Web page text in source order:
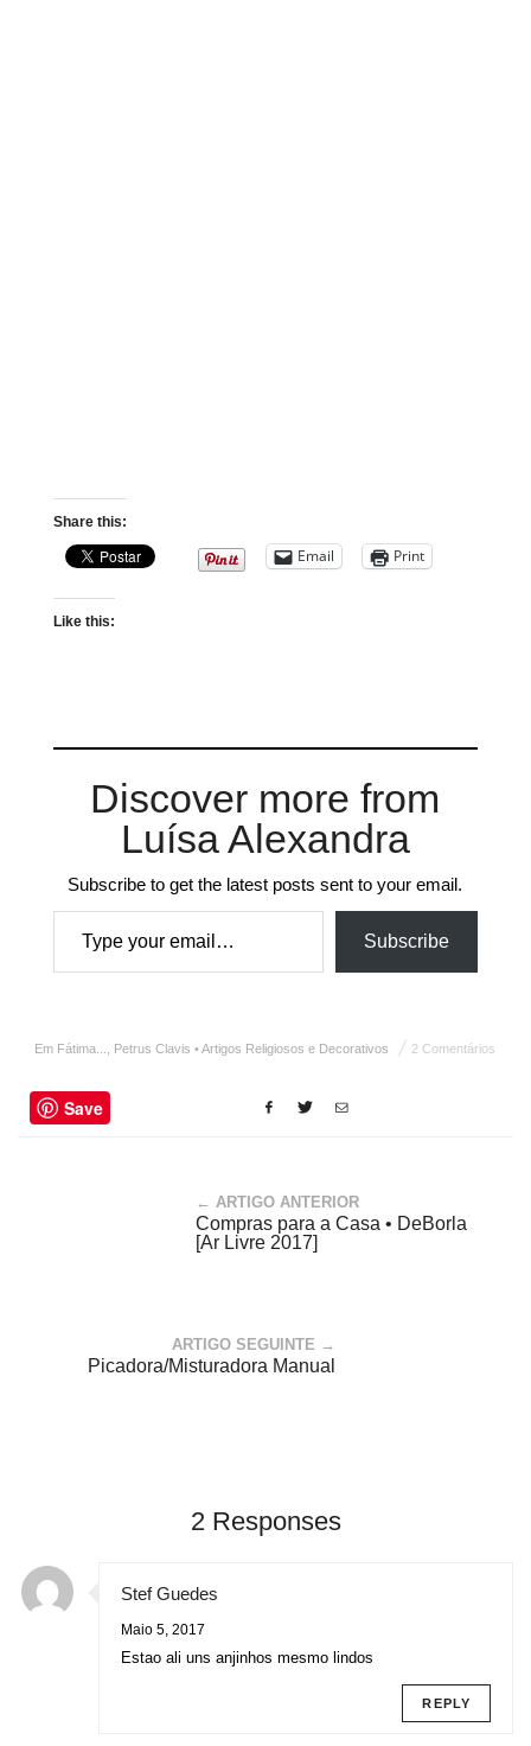
Share this:
Email Print
Like this:
Discover more from
Luísa Alexandra
Subscribe to get the latest posts sent to your email.
Type your email…
Subscribe
Em Fátima... Petrus Clavis • Artigos Religiosos e Decorativos 2 Comentários
Save
← ARTIGO ANTERIOR
Compras para a Casa • DeBorla
[Ar Livre 2017]
ARTIGO SEGUINTE →
Picadora/Misturadora Manual
2 Responses
Stef Guedes
Maio 5, 2017
Estao ali uns anjinhos mesmo lindos
REPLY